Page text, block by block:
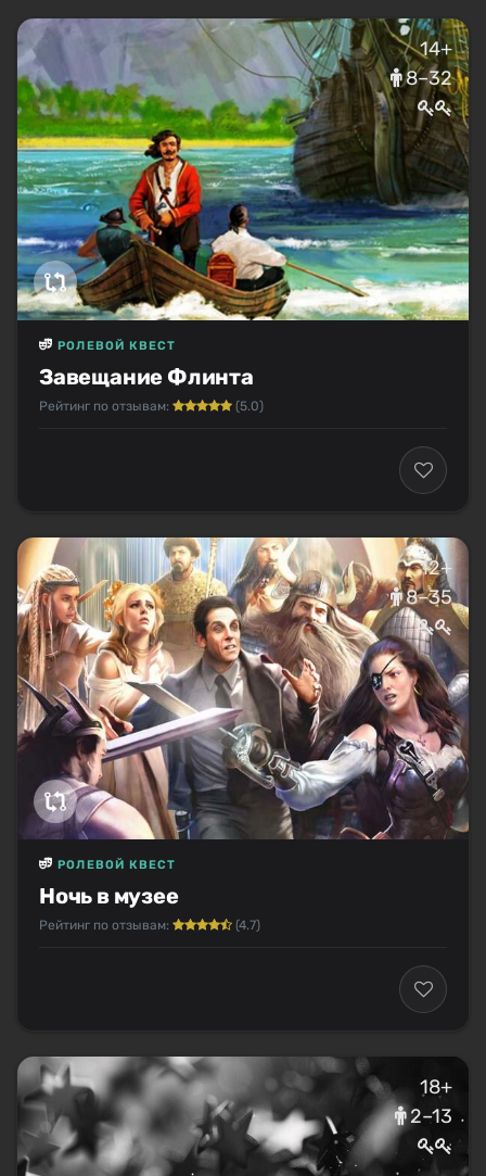
14+
8–32
Завещание Флинта
РОЛЕВОЙ КВЕСТ
Рейтинг по отзывам: (5.0)
12+
8–35
Ночь в музее
РОЛЕВОЙ КВЕСТ
Рейтинг по отзывам: (4.7)
18+
2–13